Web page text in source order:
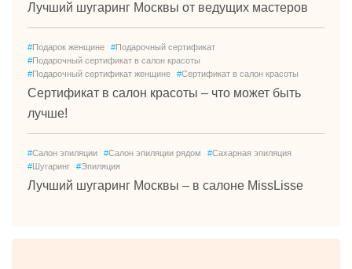
Лучший шугаринг Москвы от ведущих мастеров
#Подарок женщине #Подарочный сертификат
#Подарочный сертификат в салон красоты
#Подарочный сертификат женщине #Сертификат в салон красоты
Сертификат в салон красоты – что может быть
лучше!
#Салон эпиляции #Салон эпиляции рядом #Сахарная эпиляция
#Шугаринг #Эпиляция
Лучший шугаринг Москвы – в салоне MissLisse